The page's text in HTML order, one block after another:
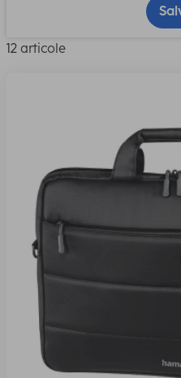
12 articole